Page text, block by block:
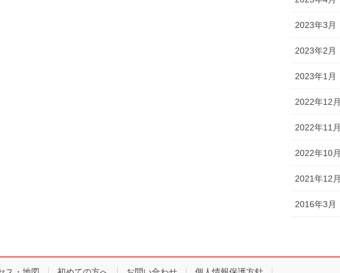
2023年3月
2023年2月
2023年1月
2022年12月
2022年11月
2022年10月
2021年12月
2016年3月